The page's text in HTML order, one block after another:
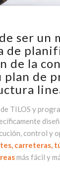
ser un
de
de la
plan de
TILOS y
control y
carreteras,
más fácil y